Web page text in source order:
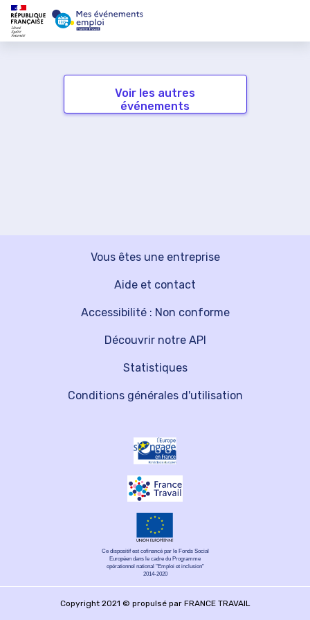
Voir les autres
événements
Vous êtes une entreprise
Découvrir notre API
Aide et contact
Statistiques
Accessibilité : Non conforme
Conditions générales d'utilisation
Ce dispositif est cofinancé par le Fonds Social
Européen dans le cadre du Programme
opérationnel national "Emploi et inclusion"
2014-2020
Copyright 2021 © propulsé par FRANCE TRAVAIL